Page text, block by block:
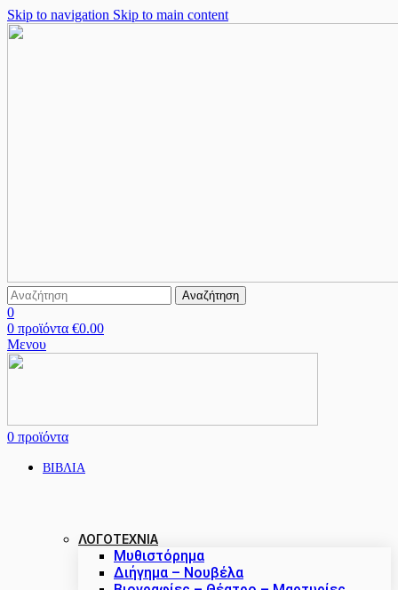
Skip to navigation Skip to main content
Αναζήτηση
0
0 προϊόντα €0.00
Μενου
0 προϊόντα
ΒΙΒΛΙΑ
ΛΟΓΟΤΕΧΝΙΑ
Μυθιστόρημα
Διήγημα – Νουβέλα